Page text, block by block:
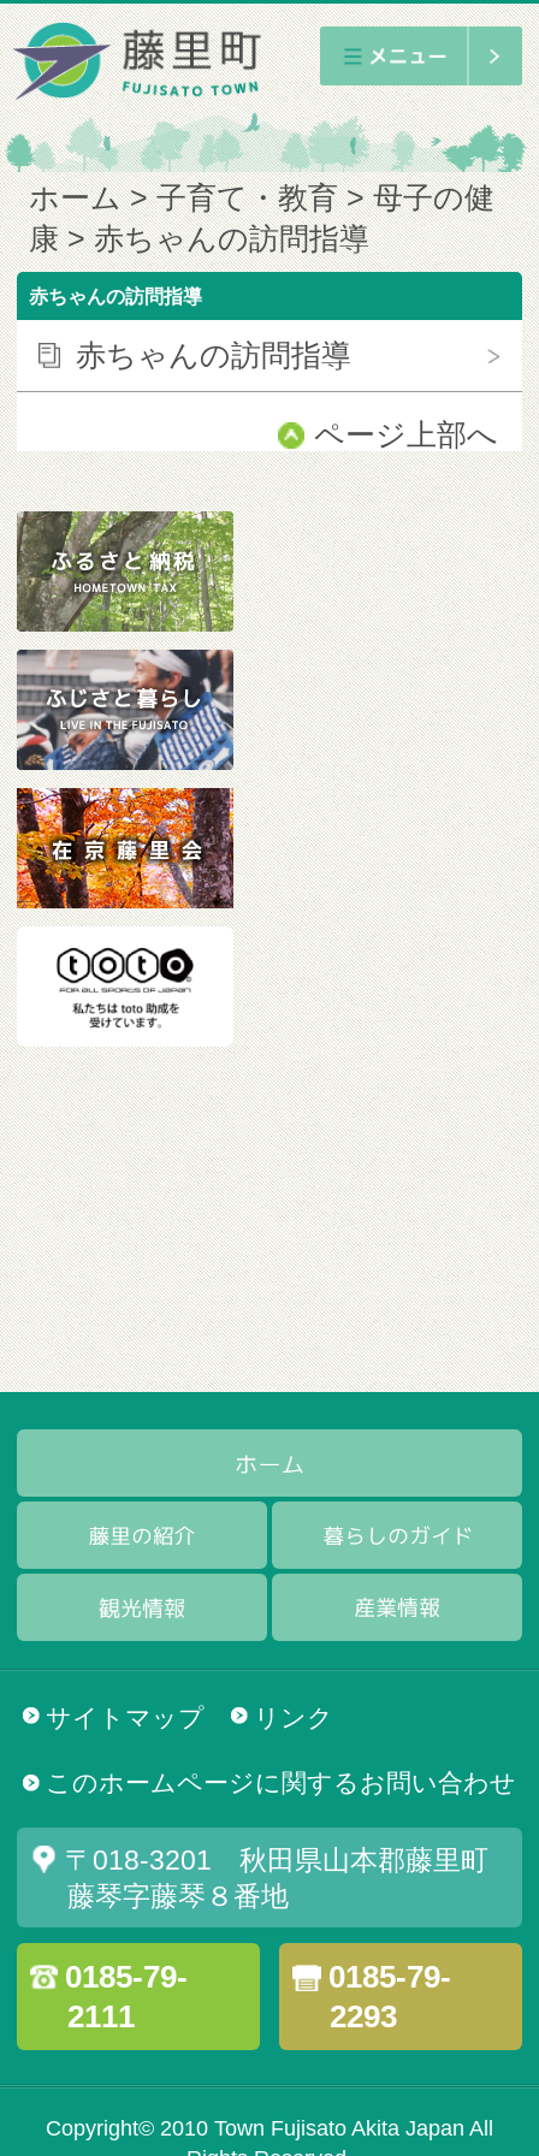
ホーム 子育て・教育
母子の健
康
赤ちゃんの訪問指導
赤ちゃんの訪問指導
赤ちゃんの訪問指導
ページ上部へ
サイトマップ リンク
このホームページに関するお問い合わせ
〒018-3201 秋田県山本郡藤里町
藤琴字藤琴８番地
0185-79-
2111
0185-79-
2293
Copyright© 2010 Town Fujisato Akita Japan All